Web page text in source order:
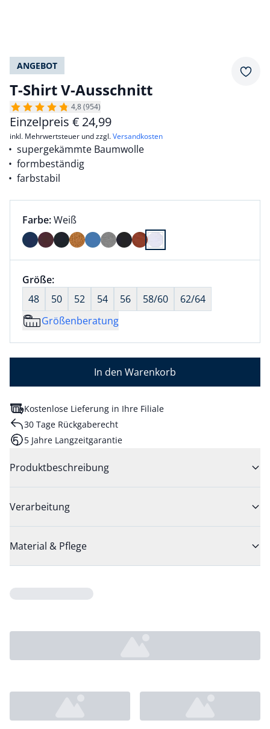
ANGEBOT
T-Shirt V-Ausschnitt
4,8 (954)
Einzelpreis € 24,99
inkl. Mehrwertsteuer und zzgl.Versandkosten
supergekämmte Baumwolle
formbeständig
farbstabil
Farbauswahl:
Farbe:aktuell ausgewählt:
Weiß
Farbe Weiß ausgewählt
Größenauswahl:
Größe:nichts ausgewählt
48
50 52 54 56 58/60
62/64
Größenberatung
In den Warenkorb
Kostenlose Lieferung in Ihre Filiale
30 Tage Rückgaberecht
5 Jahre Langzeitgarantie
Produktbeschreibung
Verarbeitung
Material & Pflege